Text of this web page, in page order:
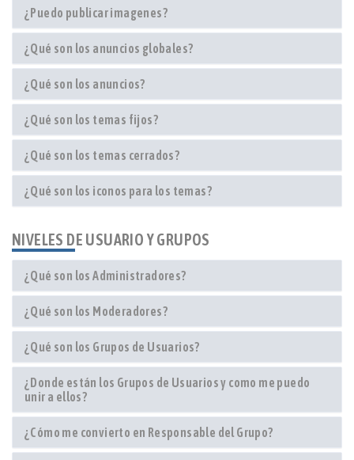
¿Puedo publicar imagenes?
¿Qué son los anuncios globales?
¿Qué son los anuncios?
¿Qué son los temas fijos?
¿Qué son los temas cerrados?
¿Qué son los iconos para los temas?
NIVELES DE USUARIO Y GRUPOS
¿Qué son los Administradores?
¿Qué son los Moderadores?
¿Qué son los Grupos de Usuarios?
¿Donde están los Grupos de Usuarios y como me puedo
unir a ellos?
¿Cómo me convierto en Responsable del Grupo?